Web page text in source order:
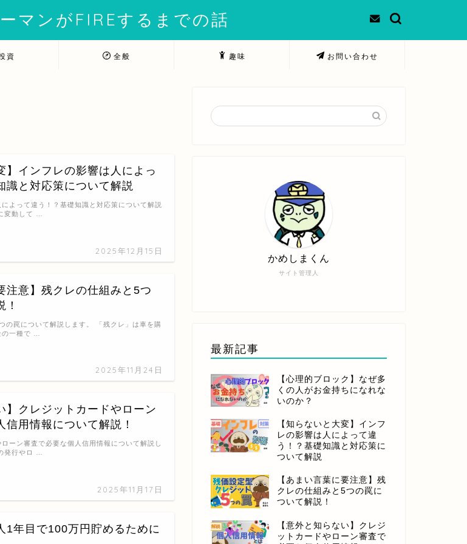
マンがFIREするまでの話
資 全般 趣味 お問い合わせ
】インフレの影響は人によっ
識と対応策について解説
2025年12月15日
よって違う！？基礎知識と対応策について解説
変動して …
注意】残クレの仕組みと5つ
2025年11月24日
の罠について解説します。 「残クレ」は車を購
の一種で …
】クレジットカードやローン
信用情報について解説！
2025年11月17日
ーン審査で必要な個人信用情報について解説し
発行やロ …
1年目で100万円貯めるために
サイト管理人
かめしまくん
最新記事
【心理的ブロック】なぜ多
くの人がお金持ちになれな
いのか？
【知らないと大変】インフ
レの影響は人によって違
う！？基礎知識と対応策に
ついて解説
【あまい言葉に要注意】残
クレの仕組みと5つの罠に
ついて解説！
【意外と知らない】クレジ
ットカードやローン審査で